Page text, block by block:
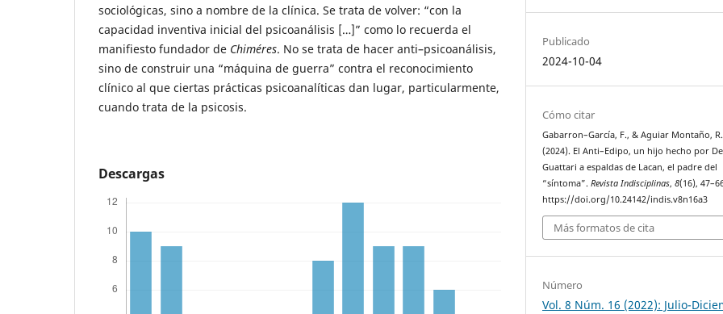
sociológicas, sino a nombre de la clínica. Se trata de volver: “con la
capacidad inventiva inicial del psicoanálisis […]” como lo recuerda el
manifiesto fundador de Chiméres. No se trata de hacer anti–psicoanálisis,
sino de construir una “máquina de guerra” contra el reconocimiento
clínico al que ciertas prácticas psicoanalíticas dan lugar, particularmente,
cuando trata de la psicosis.
Descargas
Publicado
2024-10-04
Cómo citar
Gabarron–García, F., & Aguiar Montaño, R.
(2024). El Anti–Edipo, un hijo hecho por
Guattari a espaldas de Lacan, el padre del
“síntoma”.Revista Indisciplinas,8(16),
https://doi.org/10.24142/indis.v8n16a3
Más formatos de cita
Número
Vol. 8 Núm. 16 (2022): Julio-